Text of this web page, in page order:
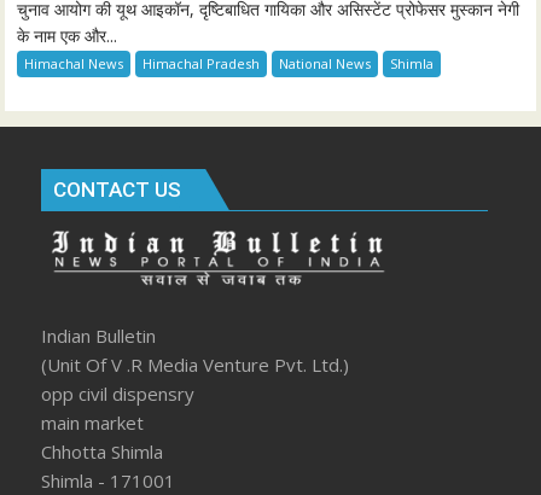
चुनाव आयोग की यूथ आइकॉन, दृष्टिबाधित गायिका और असिस्टेंट प्रोफेसर मुस्कान नेगी
के नाम एक और...
Himachal News Himachal Pradesh National News Shimla
CONTACT US
Indian Bulletin
(Unit Of V .R Media Venture Pvt. Ltd.)
opp civil dispensry
main market
Chhotta Shimla
Shimla - 171001